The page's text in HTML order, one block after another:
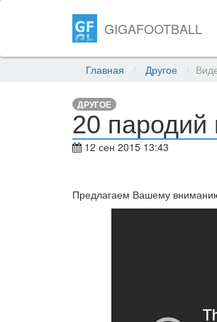
GIGAFOOTBALL
Главная Другое
ДРУГОЕ
20
12 сен 2015 13:43
Предлагаем Вашему